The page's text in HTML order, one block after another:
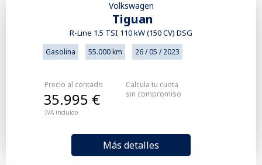
Volkswagen
Tiguan
R-Line 1.5 TSI 110 kW (150 CV) DSG
Gasolina 55.000 km 26 / 05 / 2023
Precio al contado
IVA incluido
35.995 €
Más detalles
Calcula tu cuota
sin compromiso